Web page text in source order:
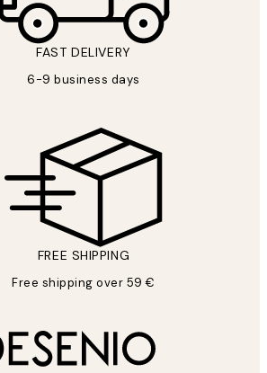
FAST DELIVERY
6-9 business days
FREE SHIPPING
Free shipping over 59 €